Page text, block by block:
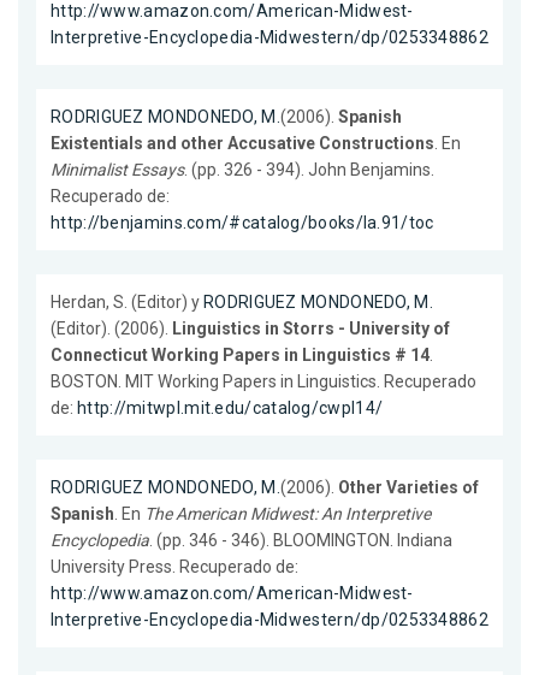
http://www.amazon.com/American-Midwest-
Interpretive-Encyclopedia-Midwestern/dp/0253348862
RODRIGUEZ MONDONEDO, M.(2006). Spanish
Existentials and other Accusative Constructions. En
Minimalist Essays. (pp. 326 - 394). John Benjamins.
Recuperado de:
http://benjamins.com/#catalog/books/la.91/toc
Herdan, S. (Editor) y RODRIGUEZ MONDONEDO, M.
(Editor). (2006). Linguistics in Storrs - University of
Connecticut Working Papers in Linguistics # 14.
BOSTON. MIT Working Papers in Linguistics. Recuperado
de: http://mitwpl.mit.edu/catalog/cwpl14/
RODRIGUEZ MONDONEDO, M.(2006). Other Varieties of
Spanish. En The American Midwest: An Interpretive
Encyclopedia. (pp. 346 - 346). BLOOMINGTON. Indiana
University Press. Recuperado de:
http://www.amazon.com/American-Midwest-
Interpretive-Encyclopedia-Midwestern/dp/0253348862